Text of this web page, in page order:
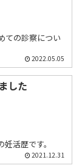
ての診察につい
2022.05.05
した
活歴です。
2021.12.31